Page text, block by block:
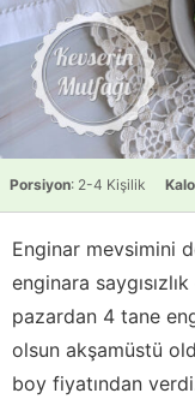
Porsiyon: 2-4 Kişilik
Enginar mevsimini
enginara
pazardan 4 tane
olsun akşamüstü
boy fiyatından